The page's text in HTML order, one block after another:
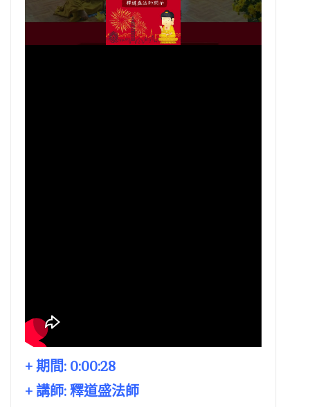
+ 期間: 0:00:28
+ 講師: 釋道盛法師